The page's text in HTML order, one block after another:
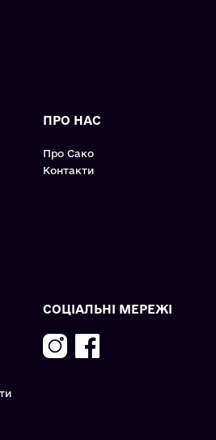
ПРО НАС
Про Сако
Контакти
СОЦІАЛЬНІ МЕРЕЖІ